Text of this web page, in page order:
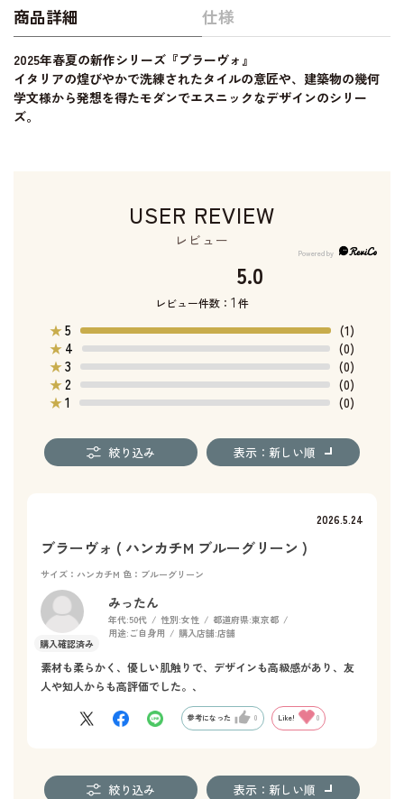
商品詳細 仕様
2025年春夏の新作シリーズ『ブラーヴォ』
イタリアの煌びやかで洗練されたタイルの意匠や、建築物の幾何
学文様から発想を得たモダンでエスニックなデザインのシリー
ズ。
USER REVIEW
レビュー
5.0
レビュー件数： 1 件
★5
(1)
★ 4
(0)
★3
(0)
★2
(0)
★1 (0)
絞り込み 表示：新しい順
2026.5.24
ブラーヴォ ( ハンカチM ブルーグリーン )
サイズ：ハンカチM 色：ブルーグリーン
みったん
年代:50代 性別:女性 都道府県:東京都
用途: ご自身用 購入店舗:店舗
素材も柔らかく、優しい肌触りで、デザインも高級感があり、友
人や知人からも高評価でした。、
参考になった 0 Like! 0
絞り込み 表示：新しい順